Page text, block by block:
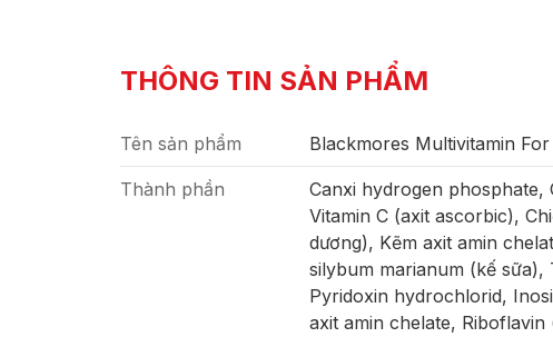
THÔNG TIN SẢN PHẨM
Tên sản phẩm Blackmores Multivitamin
Thành phần
Canxi hydrogen
Vitamin C (axit ascorbic),
dương), Kẽm axit amin
silybum marianum (kế sữa),
Pyridoxin hydrochlorid,
axit amin chelate,